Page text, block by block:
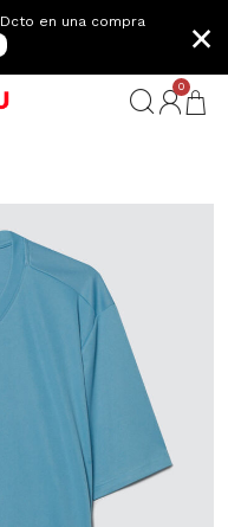
Dcto en una compra
×
0